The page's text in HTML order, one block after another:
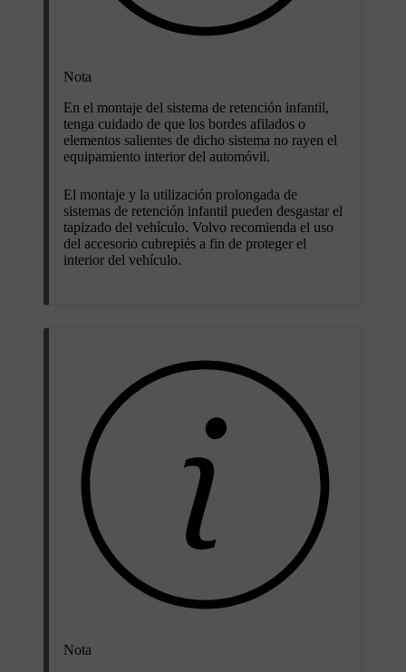
Nota
En el montaje del sistema de retención infantil,
tenga cuidado de que los bordes afilados o
elementos salientes de dicho sistema no rayen el
equipamiento interior del automóvil.
El montaje y la utilización prolongada de
sistemas de retención infantil pueden desgastar el
tapizado del vehículo. Volvo recomienda el uso
del accesorio cubrepiés a fin de proteger el
interior del vehículo.
Nota